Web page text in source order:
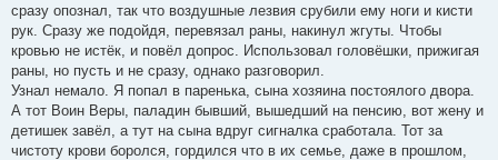
сразу опознал, так что воздушные лезвия срубили ему ноги и кисти
рук. Сразу же подойдя, перевязал раны, накинул жгуты. Чтобы
кровью не истёк, и повёл допрос. Использовал головёшки, прижигая
раны, но пусть и не сразу, однако разговорил.
Узнал немало. Я попал в паренька, сына хозяина постоялого двора.
А тот Воин Веры, паладин бывший, вышедший на пенсию, вот жену и
детишек завёл, а тут на сына вдруг сигналка сработала. Тот за
чистоту крови боролся, гордился что в их семье, даже в прошлом,